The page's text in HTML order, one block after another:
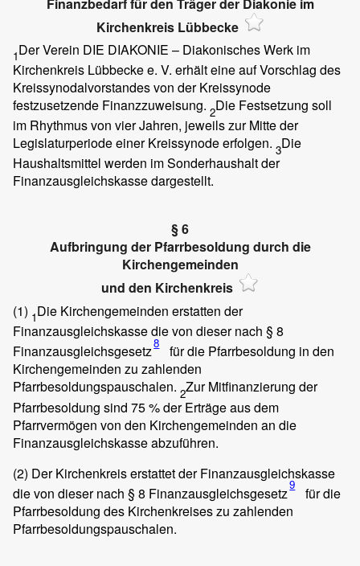
Kirchenkreis Lübbecke
1Der Verein DIE DIAKONIE – Diakonisches Werk im
Kirchenkreis Lübbecke e. V. erhält eine auf Vorschlag des
Kreissynodalvorstandes von der Kreissynode
festzusetzende Finanzzuweisung. 2Die Festsetzung soll
im Rhythmus von vier Jahren, jeweils zur Mitte der
Legislaturperiode einer Kreissynode erfolgen. 3Die
Haushaltsmittel werden im Sonderhaushalt der
Finanzausgleichskasse dargestellt.
§ 6
Aufbringung der Pfarrbesoldung durch die
Kirchengemeinden
und den Kirchenkreis
(1) 1Die Kirchengemeinden erstatten der
Finanzausgleichskasse die von dieser nach § 8
Finanzausgleichsgesetz8
für die Pfarrbesoldung in den
Kirchengemeinden zu zahlenden
Pfarrbesoldungspauschalen. 2Zur Mitfinanzierung der
Pfarrbesoldung sind 75 % der Erträge aus dem
Pfarrvermögen von den Kirchengemeinden an die
Finanzausgleichskasse abzuführen.
(2) Der Kirchenkreis erstattet der Finanzausgleichskasse
die von dieser nach § 8 Finanzausgleichsgesetz9
für die
Pfarrbesoldung des Kirchenkreises zu zahlenden
Pfarrbesoldungspauschalen.